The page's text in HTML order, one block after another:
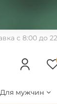
с 8:00 до
Для мужчин